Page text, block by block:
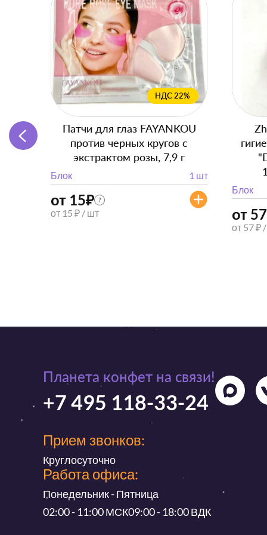
НДС 22%
Патчи для глаз FAYANKOU
против черных кругов с
экстрактом розы, 7,9 г
Блок 1 шт
от 15₽ ?
от 15 ₽ / шт
Блок
от 57
от 57 ₽
Планета конфет на связи!
+7 495 118-33-24
Прием звонков:
Круглосуточно
Работа офиса:
Понедельник - Пятница
02:00 - 11:00 МСК09:00 - 18:00 ВДК